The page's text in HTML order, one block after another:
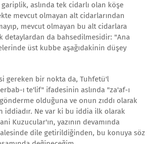
aslında tek cidarlı olan köşe
mevcut olmayan alt cidarlarından
mevcut olmayan bu alt cidarlara
detaylardan da bahsedilmesidir: "Ana
üst kubbe aşağıdakinin düşey
gereken bir nokta da, Tuhfetü'l
ı te'lif" ifadesinin aslında "za'af-ı
olduğuna ve onun zıddı olarak
iddiadır. Ne var ki bu iddia ilk olarak
Kuzucular'ın, yazının devamında
dile getirildiğinden, bu konuya söz